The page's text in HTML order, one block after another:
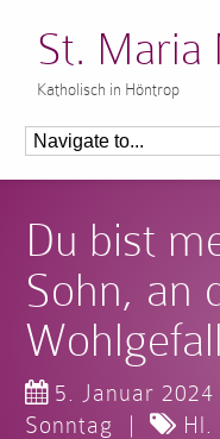
St. Maria
Katholisch in Höntrop
Du bist
Sohn, an
5. Januar 2024
Sonntag
| Hl.